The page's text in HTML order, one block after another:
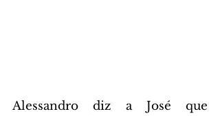
Alessandro diz a José que